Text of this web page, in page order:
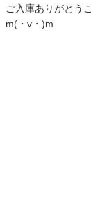
ご入庫ありがとう
m(・v・)m